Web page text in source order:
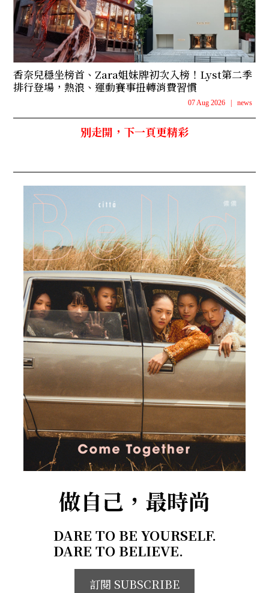
香奈兒穩坐榜首、Zara姐妹牌初次入榜！Lyst第二季
排行登場，熱浪、運動賽事扭轉消費習慣
07 Aug 2026 news
別走開，下一頁更精彩
做自己，最時尚
DARE TO BE YOURSELF.
DARE TO BELIEVE.
訂閱 SUBSCRIBE